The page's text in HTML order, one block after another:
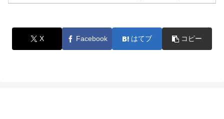
X Facebook はてブ コピー